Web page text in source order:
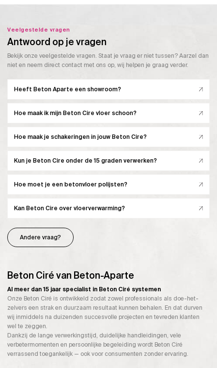
Veelgestelde vragen
Antwoord op je vragen
Bekijk onze veelgestelde vragen. Staat je vraag er niet tussen? Aarzel dan
niet en neem direct contact met ons op, wij helpen je graag verder.
Heeft Beton Aparte een showroom?
Hoe maak ik mijn Beton Cire vloer schoon?
Hoe maak je schakeringen in jouw Beton Cire?
Kun je Beton Cire onder de 15 graden verwerken?
Hoe moet je een betonvloer polijsten?
Kan Beton Cire over vloerverwarming?
Andere vraag?
Beton Ciré van Beton-Aparte
Al meer dan 15 jaar specialist in Beton Ciré systemen
Onze Beton Ciré is ontwikkeld zodat zowel professionals als doe-het-
zelvers een strak en duurzaam resultaat kunnen behalen. En dat durven
wij inmiddels na duizenden succesvolle projecten en tevreden klanten
wel te zeggen.
Dankzij de lange verwerkingstijd, duidelijke handleidingen, vele
verbetermomenten en persoonlijke begeleiding wordt Beton Ciré
verrassend toegankelijk — ook voor consumenten zonder ervaring.